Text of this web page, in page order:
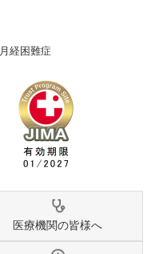
月経困難症
医療機関の皆様へ